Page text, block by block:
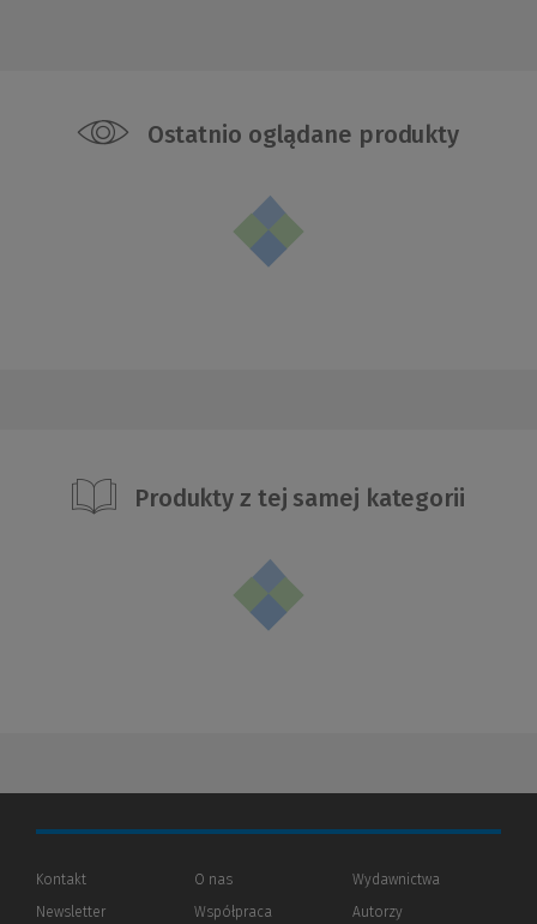
Ostatnio oglądane produkty
Produkty z tej samej kategorii
Kontakt
Newsletter
O nas
Współpraca
Wydawnictwa
Autorzy